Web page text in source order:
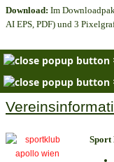
Download: Im
AI EPS, PDF) und 3